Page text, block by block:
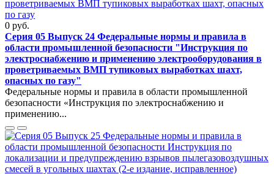
0 руб.
Серия 05 Выпуск 24 Федеральные нормы и правила в
области промышленной безопасности "Инструкция по
электроснабжению и применению электрооборудования в
проветриваемых ВМП тупиковых выработках шахт,
опасных по газу"
Федеральные нормы и правила в области промышленной
безопасности «Инструкция по электроснабжению и
применению...